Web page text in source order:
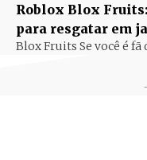
Roblox Blox
para resgatar em
Blox Fruits Se você é fã